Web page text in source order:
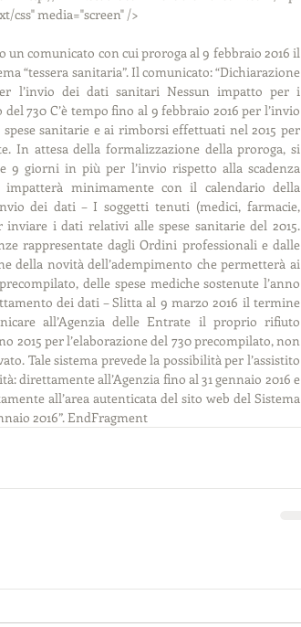
css" media="screen" />
un comunicato con cui proroga al 9 febbraio 2016 il
“tessera sanitaria”. Il comunicato: “Dichiarazione
l’invio dei dati sanitari Nessun impatto per i
730 C’è tempo fino al 9 febbraio 2016 per l’invio
sanitarie e ai rimborsi effettuati nel 2015 per
In attesa della formalizzazione della proroga, si
9 giorni in più per l’invio rispetto alla scadenza
minimamente con il calendario della
dei dati – I soggetti tenuti (medici, farmacie,
i dati relativi alle spese sanitarie del 2015.
rappresentate dagli Ordini professionali e dalle
della novità dell’adempimento che permetterà ai
delle spese mediche sostenute l’anno
dei dati – Slitta al 9 marzo 2016 il termine
all’Agenzia delle Entrate il proprio rifiuto
2015 per l’elaborazione del 730 precompilato, non
Tale sistema prevede la possibilità per l’assistito
direttamente all’Agenzia fino al 31 gennaio 2016 e
all’area autenticata del sito web del Sistema
2016”. EndFragment